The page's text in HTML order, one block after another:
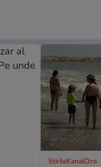
StirileKanalD.ro